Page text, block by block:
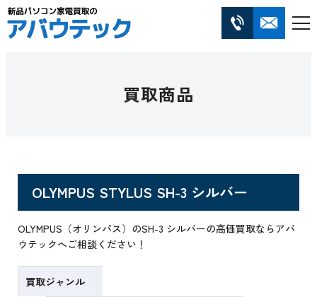
買取商品
OLYMPUS STYLUS SH-3 シルバー
OLYMPUS（オリンパス）のSH-3 シルバーの高価買取ならアバ
ウテックへご相談ください！
買取ジャンル